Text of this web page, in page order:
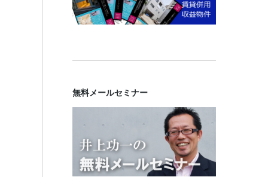
無料メールセミナー